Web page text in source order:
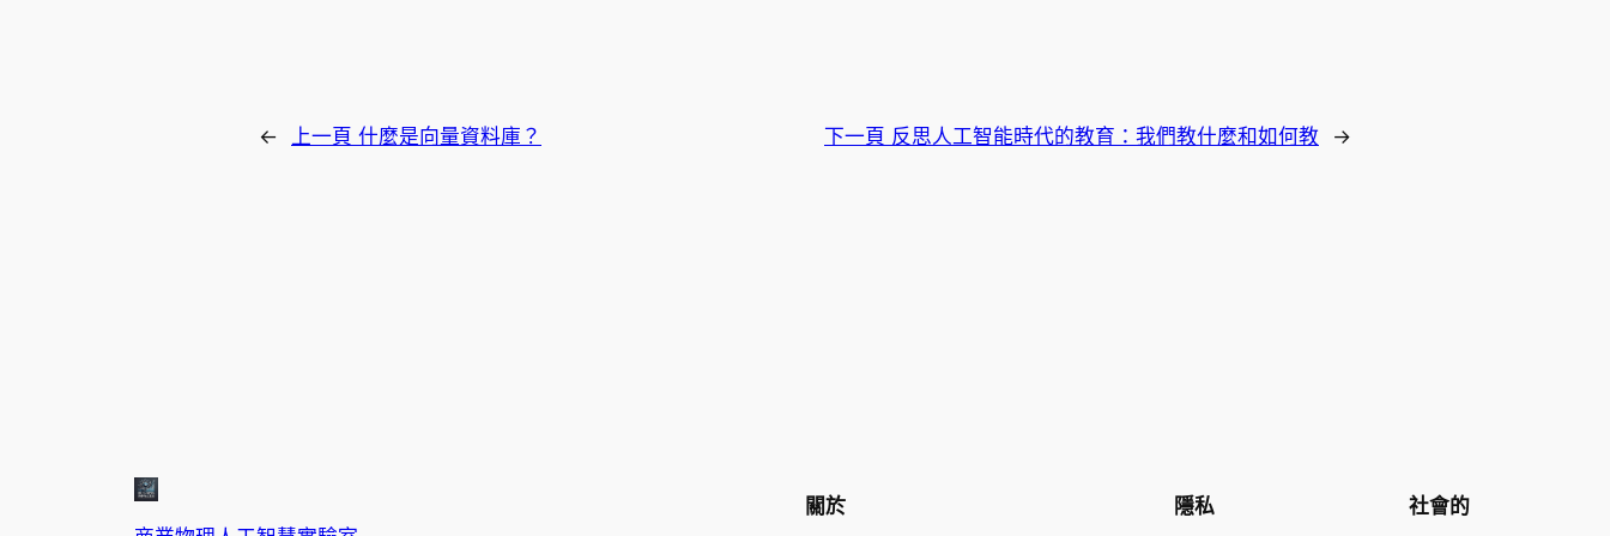
← 上一頁 什麼是向量資料庫？ 下一頁 反思人工智能時代的教育：我們教什麼和如何教 →
關於 隱私 社會的